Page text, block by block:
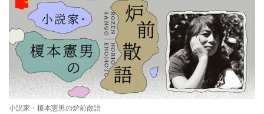
小説家・榎本憲男の炉前散語